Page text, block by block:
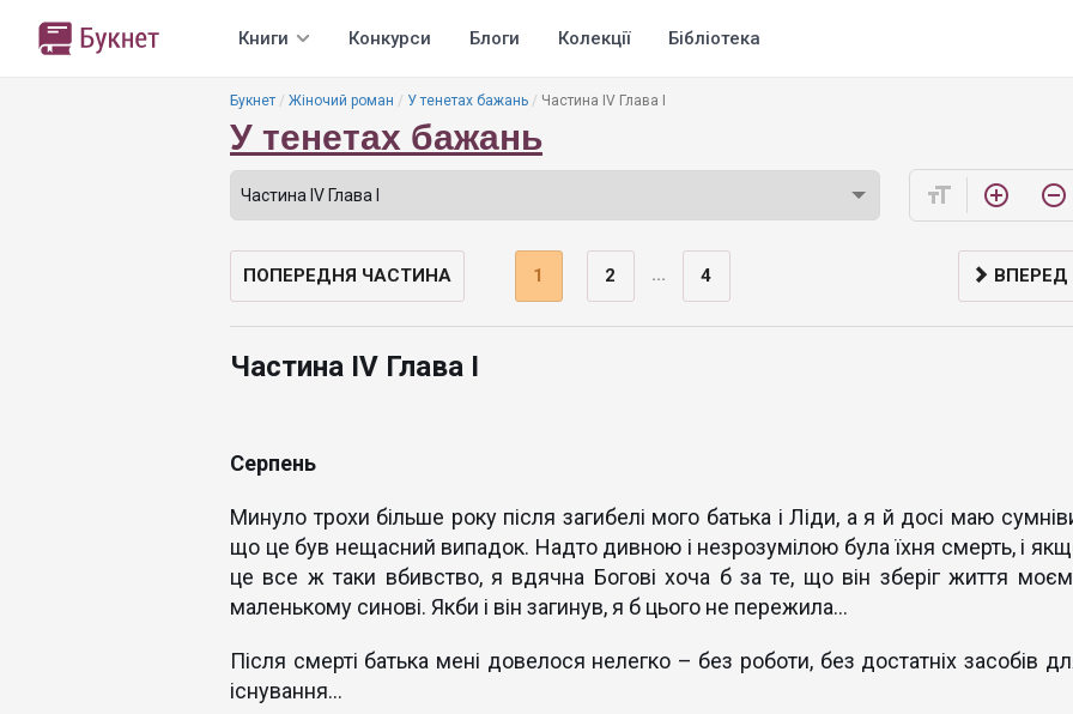
Книги Конкурси Блоги Колекції Бібліотека
Букнет Жіночий роман У тенетах бажань Частина IV Глава І
У тенетах бажань
format_size add_circle_outline remove_circle_outline
ПОПЕРЕДНЯ ЧАСТИНА 1 2 ... 4 ВПЕРЕД
Частина IV Глава І
Серпень
Минуло трохи більше року після загибелі мого батька і Ліди, а я й досі маю
що це був нещасний випадок. Надто дивною і незрозумілою була їхня смерть, і
це все ж таки вбивство, я вдячна Богові хоча б за те, що він зберіг життя
маленькому синові. Якби і він загинув, я б цього не пережила...
Після смерті батька мені довелося нелегко – без роботи, без достатніх засобів
існування…